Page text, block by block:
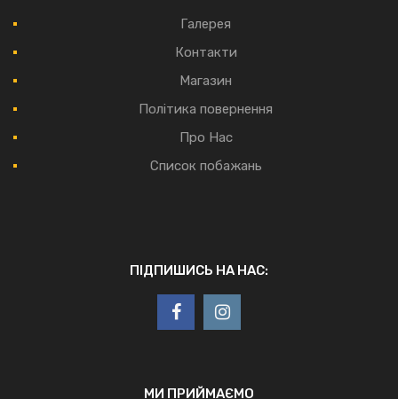
Галерея
Контакти
Магазин
Політика повернення
Про Нас
Список побажань
ПІДПИШИСЬ НА НАС:
МИ ПРИЙМАЄМО